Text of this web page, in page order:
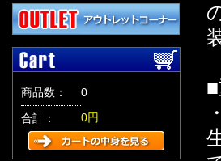
商品数：
0
合計：
0円